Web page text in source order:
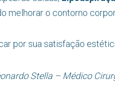
melhorar o contorno
por sua satisfação
Stella – Médico